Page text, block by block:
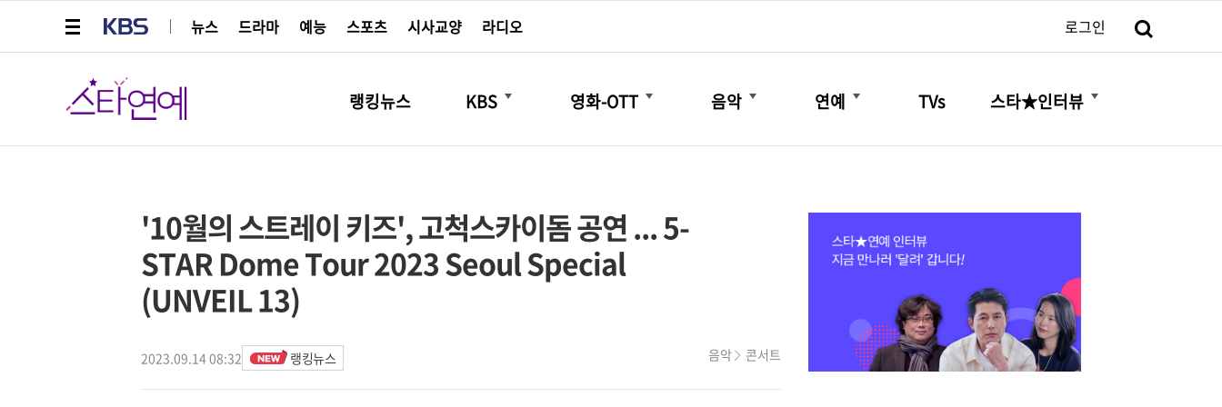
뉴스
드라마 예능 스포츠 시사교양 라디오 로그인
스타연예
랭킹뉴스 KBS
더보기
영화-OTT
더보기
음악
더보기
연예
더보기
TVs 스타★인터뷰
더보기
'10월의 스트레이 키즈', 고척스카이돔 공연 ... 5-
STAR Dome Tour 2023 Seoul Special
(UNVEIL 13)
2023.09.14 08:32 랭킹뉴스 음악 콘서트
페이스북
트위터
네이버
URL복사
글씨 작게보기
글씨 크게보기
스타박스